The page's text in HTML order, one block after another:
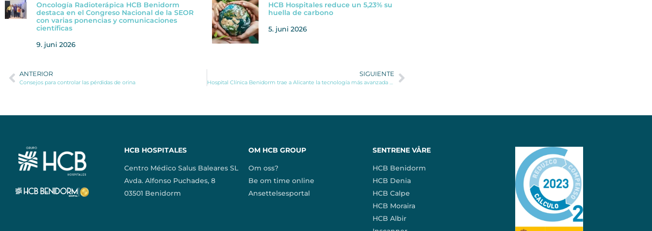
Oncología Radioterápica HCB Benidorm
destaca en el Congreso Nacional de la SEOR
con varias ponencias y comunicaciones
científicas
9. juni 2026
HCB Hospitales reduce un 5,23% su
huella de carbono
5. juni 2026
ANTERIOR
Consejos para controlar las pérdidas de orina
SIGUIENTE
Hospital Clínica Benidorm trae a Alicante la tecnología más avanzada para tratamientos oncológicos de Braquiterapia
HCB HOSPITALES
Centro Médico Salus Baleares SL
Avda. Alfonso Puchades, 8
03501 Benidorm
OM HCB GROUP
Om oss?
Be om time online
Ansettelsesportal
SENTRENE VÅRE
HCB Benidorm
HCB Denia
HCB Calpe
HCB Moraira
HCB Albir